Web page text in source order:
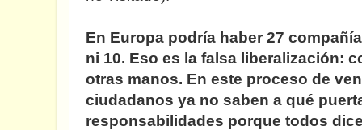
En Europa podría haber 27
ni 10. Eso es la falsa liberalización:
otras manos. En este proceso de
ciudadanos ya no saben a qué
responsabilidades porque todos